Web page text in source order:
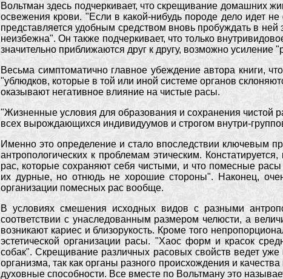
Вольтман здесь подчеркивает, что скрещивание домашних
освежения крови. "Если в какой-нибудь породе дело идет
представляется удобным средством вновь пробуждать в ней
неизбежна". Он также подчеркивает, что только
значительно приближаются друг к другу, возможно усиление
Весьма симптоматично главное убеждение автора книги,
"ублюдков, которые в той или иной системе органов
оказывают негативное влияние на чистые расы.
"Жизненные условия для образования и сохранения чистой
всех вырождающихся индивидуумов и строгом внутри-
Именно это определение и стало впоследствии ключевым
антропологических к проблемам этическим.
рас, которые сохраняют себя чистыми, и что помесные
их дурные, но отнюдь не хорошие стороны". Наконец,
организации помесных рас вообще.
В условиях смешения исходных видов с разными
соответствии с унаследованным размером челюсти, а
возникают кариес и близорукость. Кроме того
эстетической организации расы. "Хаос форм и красок
собак". Скрещивание различных расовых свойств ведет
организма, так как органы разного происхождения и
духовные способности. Все вместе по Вольтману это